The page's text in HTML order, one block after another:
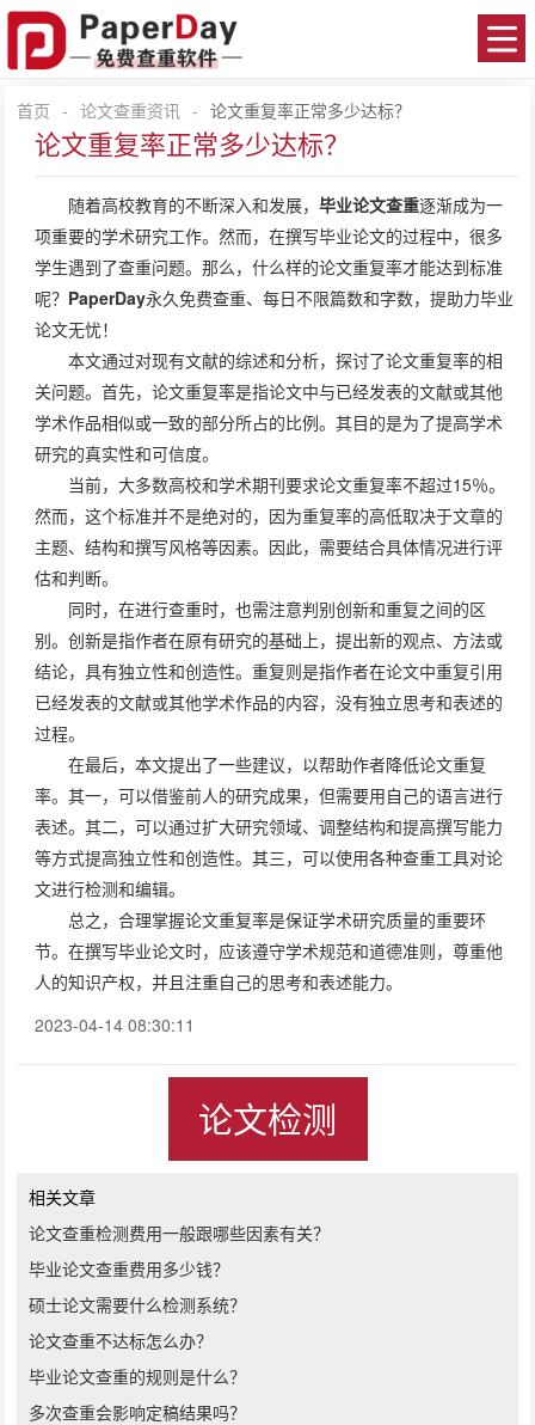
首页 - 论文查重资讯 - 论文重复率正常多少达标？
论文重复率正常多少达标？
随着高校教育的不断深入和发展，毕业论文查重逐渐成为一
项重要的学术研究工作。然而，在撰写毕业论文的过程中，很多
学生遇到了查重问题。那么，什么样的论文重复率才能达到标准
呢？ PaperDay永久免费查重、每日不限篇数和字数，提助力毕业
论文无忧！
本文通过对现有文献的综述和分析，探讨了论文重复率的相
关问题。首先，论文重复率是指论文中与已经发表的文献或其他
学术作品相似或一致的部分所占的比例。其目的是为了提高学术
研究的真实性和可信度。
当前，大多数高校和学术期刊要求论文重复率不超过15％。
然而，这个标准并不是绝对的，因为重复率的高低取决于文章的
主题、结构和撰写风格等因素。因此，需要结合具体情况进行评
估和判断。
同时，在进行查重时，也需注意判别创新和重复之间的区
别。创新是指作者在原有研究的基础上，提出新的观点、方法或
结论，具有独立性和创造性。重复则是指作者在论文中重复引用
已经发表的文献或其他学术作品的内容，没有独立思考和表述的
过程。
在最后，本文提出了一些建议，以帮助作者降低论文重复
率。其一，可以借鉴前人的研究成果，但需要用自己的语言进行
表述。其二，可以通过扩大研究领域、调整结构和提高撰写能力
等方式提高独立性和创造性。其三，可以使用各种查重工具对论
文进行检测和编辑。
总之，合理掌握论文重复率是保证学术研究质量的重要环
节。在撰写毕业论文时，应该遵守学术规范和道德准则，尊重他
人的知识产权，并且注重自己的思考和表述能力。
2023-04-14 08:30:11
论文检测
相关文章
论文查重检测费用一般跟哪些因素有关？
毕业论文查重费用多少钱？
硕士论文需要什么检测系统？
论文查重不达标怎么办？
毕业论文查重的规则是什么？
多次查重会影响定稿结果吗？